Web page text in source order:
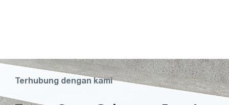
Terhubung dengan kami